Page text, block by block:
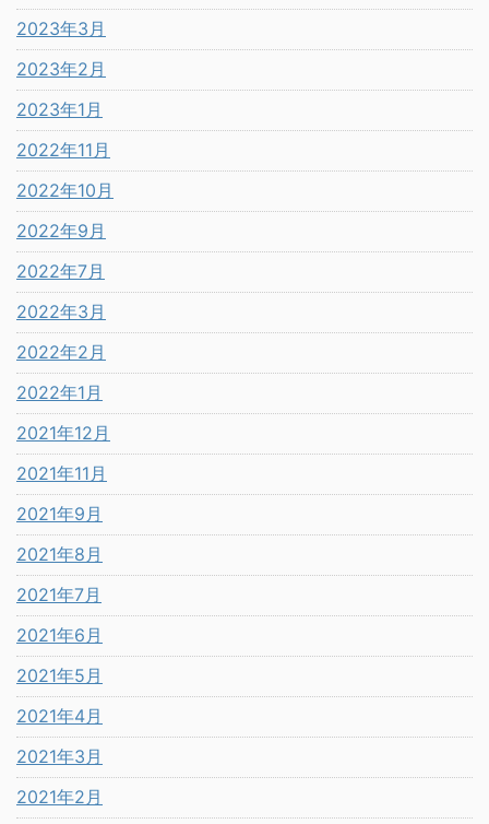
2023年3月
2023年2月
2023年1月
2022年11月
2022年10月
2022年9月
2022年7月
2022年3月
2022年2月
2022年1月
2021年12月
2021年11月
2021年9月
2021年8月
2021年7月
2021年6月
2021年5月
2021年4月
2021年3月
2021年2月